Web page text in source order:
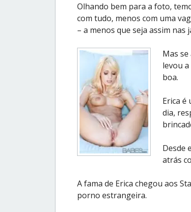
Olhando bem para a foto,
com tudo, menos com uma
– a menos que seja assim nas
Mas
levou
boa.
Erica é
dia,
Desde
atrás
A fama de Erica chegou aos
porno estrangeira.